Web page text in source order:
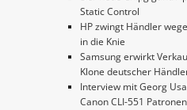
Static Control
HP zwingt Händler
in die Knie
Samsung erwirkt
Klone deutscher
Interview mit Georg
Canon CLI-551 Patronen